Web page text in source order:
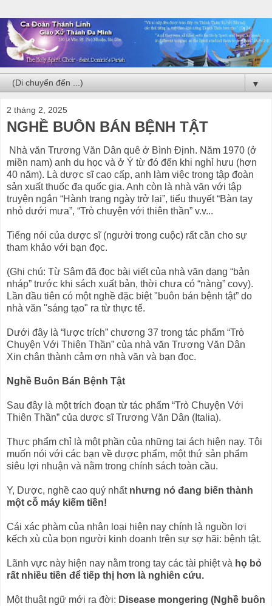
▼
2 tháng 2, 2025
NGHỀ BUÔN BÁN BỆNH TẬT
Nhà văn Trương Văn Dân quê ở Bình Định. Năm 1970 (ở
miền nam) anh du học và ở Ý từ đó đến khi nghỉ hưu (hơn
40 năm). Là dược sĩ cao cấp, anh làm việc trong tập đoàn
sản xuất thuốc đa quốc gia. Anh còn là nhà văn với tập
truyện ngắn “Hành trang ngày trở lại”, tiểu thuyết “Bàn tay
nhỏ dưới mưa”, “Trò chuyện với thiên thần” v.v...
Tiếng nói của dược sĩ (người trong cuộc) rất cần cho sự
tham khảo với bạn đọc.
(Ghi chú: Từ Sâm đã đọc bài viết của nhà văn dạng “bản
nháp” trước khi sách xuất bản, thời chưa có “nàng” covy).
Lần đầu tiên có một nghề đặc biệt "buôn bán bệnh tật” do
nhà văn "sáng tạo" ra từ thực tế.
Dưới đây là “lược trích” chương 37 trong tác phẩm “Trò
Chuyện Với Thiên Thần” của nhà văn Trương Văn Dân
Xin chân thành cảm ơn nhà văn và bạn đọc.
Nghề Buôn Bán Bệnh Tật
Sau đây là một trích đoạn từ tác phẩm “Trò Chuyện Với
Thiên Thần” của dược sĩ Trương Văn Dân (Italia).
Thực phẩm chỉ là một phần của những tai ách hiện nay. Tôi
muốn nói với các bạn về dược phẩm, một thứ sản phẩm
siêu lợi nhuận và nằm trong chính sách toàn cầu.
Y, Dược, nghề cao quý nhất nhưng nó đang biến thành
một cỗ máy kiếm tiền!
Cái xác phàm của nhân loại hiện nay chính là nguồn lợi
kếch xù của bọn người kinh doanh trên sự sợ hãi: bệnh tật.
Lãnh vực này hiện nay nằm trong tay các tài phiệt và họ bỏ
rất nhiều tiền để tiếp thị hơn là nghiên cứu.
Một thuật ngữ mới ra đời: Disease mongering (Nghề buôn